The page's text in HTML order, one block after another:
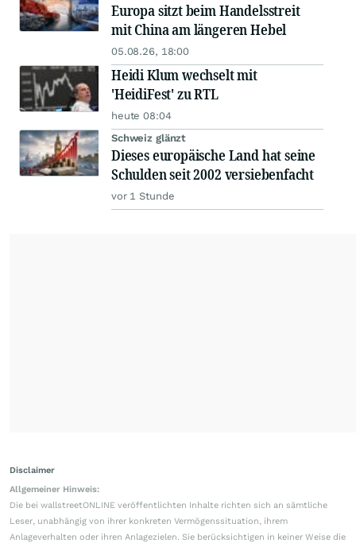
Europa sitzt beim Handelsstreit
mit China am längeren Hebel
05.08.26, 18:00
Heidi Klum wechselt mit
'HeidiFest' zu RTL
heute 08:04
Schweiz glänzt
Dieses europäische Land hat seine
Schulden seit 2002 versiebenfacht
vor 1 Stunde
Disclaimer
Allgemeiner Hinweis:
Die bei wallstreetONLINE veröffentlichten Inhalte richten sich an sämtliche
Leser, unabhängig von ihrer konkreten Vermögenssituation, ihrem
Anlageverhalten oder ihren Anlagezielen. Sie berücksichtigen in keiner Weise die